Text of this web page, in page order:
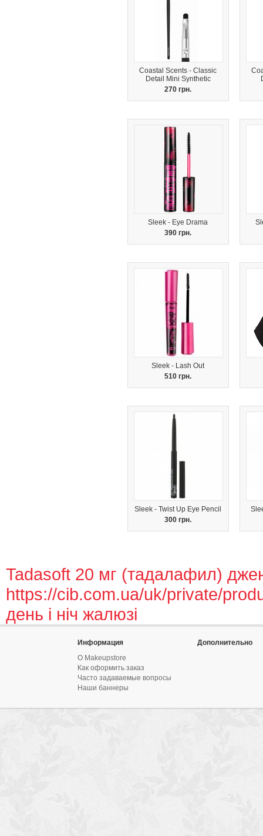
Coastal Scents - Classic
Detail Mini Synthetic
270 грн.
Sleek - Eye Drama
390 грн.
Sleek - Lash Out
510 грн.
Sleek - Twist Up Eye Pencil
300 грн.
Tadasoft 20 мг (тадалафил)
https://cib.com.ua/uk/private/
день і ніч жалюзі
Информация
О Makeupstore
Как оформить заказ
Часто задаваемые вопросы
Наши баннеры
Дополнительно